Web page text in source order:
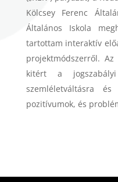
Kölcsey Ferenc
Általános Iskola
tartottam interaktív
projektmódszerről.
kitért a
szemléletváltásra
pozitívumok, és